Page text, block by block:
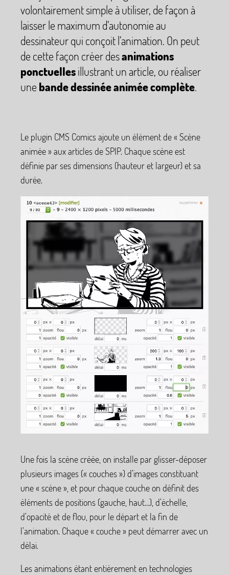
volontairement simple à utiliser, de façon à
laisser le maximum d’autonomie au
dessinateur qui conçoit l’animation. On peut
de cette façon créer desanimations
ponctuellesillustrant un article, ou réaliser
une bande dessinée animée complète.
Le plugin CMS Comics ajoute un élément de « Scène
animée» aux articles de SPIP. Chaque scène est
définie par ses dimensions (hauteur et largeur) et sa
durée.
Une fois la scène créée, on installe par glisser-déposer
plusieurs images (« couches») d’images constituant
une « scène», et pour chaque couche on définit des
éléments de positions (gauche, haut…), d’échelle,
d’opacité et de flou, pour le départ et la fin de
l’animation. Chaque « couche» peut démarrer avec un
délai.
Les animations étant entièrement en technologies